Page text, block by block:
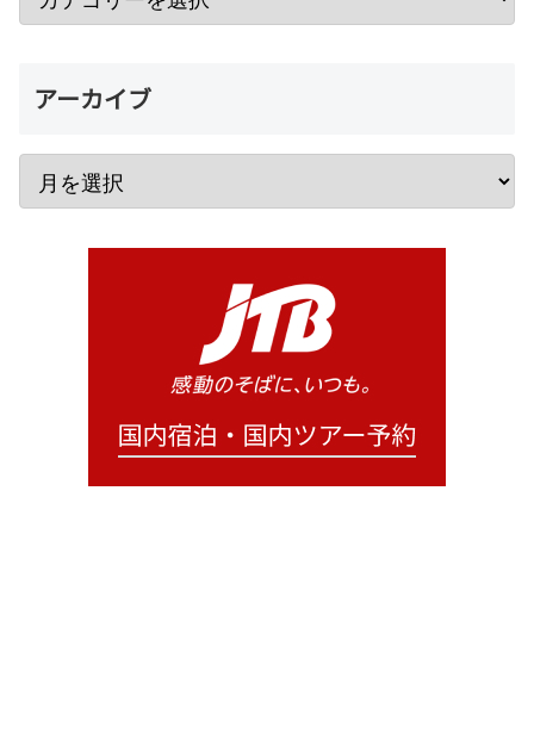
アーカイブ